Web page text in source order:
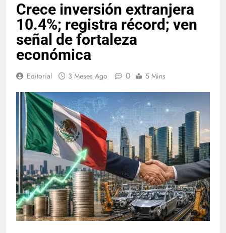
Crece inversión extranjera
10.4%; registra récord; ven
señal de fortaleza
económica
Editorial 3 Meses Ago 0 5 Mins